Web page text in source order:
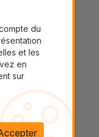
du
et les
en
sur